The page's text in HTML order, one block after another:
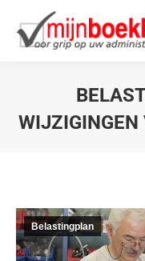
WIJZIGINGEN
Belastingplan